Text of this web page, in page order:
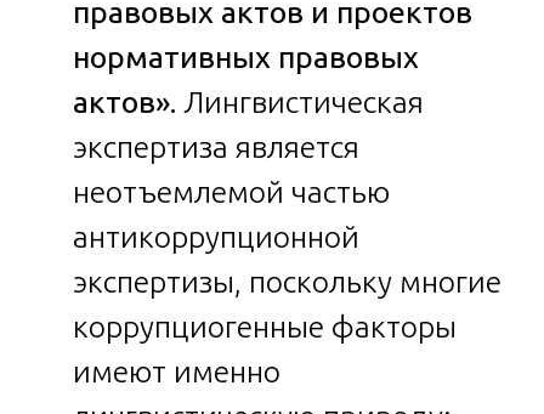
правовых актов и проектов
нормативных правовых
актов». Лингвистическая
экспертиза является
неотъемлемой частью
антикоррупционной
экспертизы, поскольку многие
коррупциогенные факторы
имеют именно